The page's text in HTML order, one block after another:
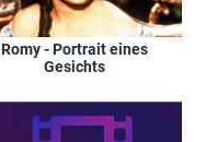
Romy - Portrait eines
Gesichts